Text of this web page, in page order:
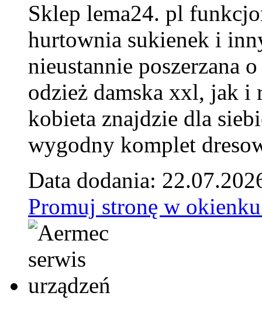
Sklep lema24. pl
hurtownia sukienek i
nieustannie poszerzana
odzież damska xxl, jak i
kobieta znajdzie dla
wygodny komplet
Data dodania:
Promuj stronę w